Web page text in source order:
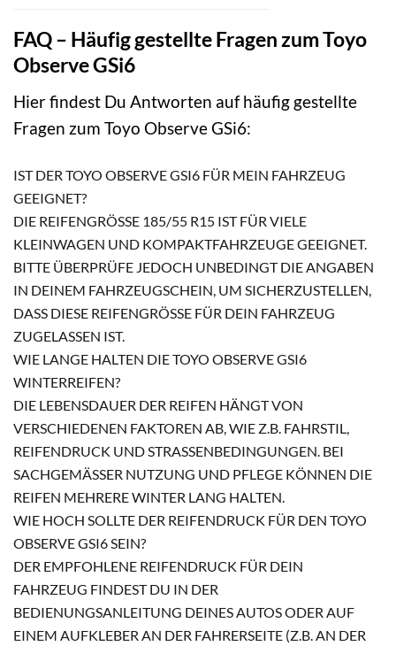
FAQ – Häufig gestellte Fragen zum Toyo
Observe GSi6
Hier findest Du Antworten auf häufig gestellte
Fragen zum Toyo Observe GSi6:
IST DER TOYO OBSERVE GSI6 FÜR MEIN FAHRZEUG
GEEIGNET?
DIE REIFENGRÖSSE 185/55 R15 IST FÜR VIELE K
LEINWAGEN UND KOMPAKTFAHRZEUGE GEEIGNET. B
ITTE ÜBERPRÜFE JEDOCH UNBEDINGT DIE ANGABEN I
N DEINEM FAHRZEUGSCHEIN, UM SICHERZUSTELLEN, D
ASS DIESE REIFENGRÖSSE FÜR DEIN FAHRZEUG ZU
GELASSEN IST.
WIE LANGE HALTEN DIE TOYO OBSERVE GSI6
WINTERREIFEN?
DIE LEBENSDAUER DER REIFEN HÄNGT VON
VERSCHIEDENEN FAKTOREN AB, WIE Z.B. FAHRSTIL,
REIFENDRUCK UND STRASSENBEDINGUNGEN. BEI S
ACHGEMÄSSER NUTZUNG UND PFLEGE KÖNNEN DIE RE
IFEN MEHRERE WINTER LANG HALTEN.
WIE HOCH SOLLTE DER REIFENDRUCK FÜR DEN TOYO
OBSERVE GSI6 SEIN?
DER EMPFOHLENE REIFENDRUCK FÜR DEIN
FAHRZEUG FINDEST DU IN DER
BEDIENUNGSANLEITUNG DEINES AUTOS ODER AUF
EINEM AUFKLEBER AN DER FAHRERSEITE (Z.B. AN DER